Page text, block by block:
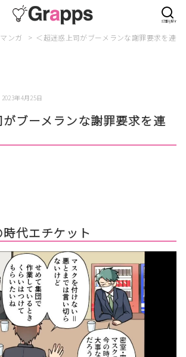
ンガ ＜超迷惑上司がブーメランな謝罪要求を連発
2023年4月25日
ブーメランな謝罪要求を連
代エチケット